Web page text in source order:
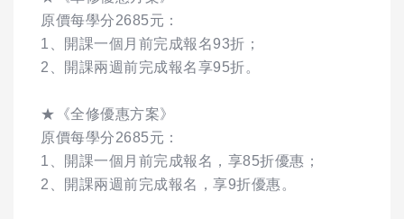
原價每學分2685元：
1、開課一個月前完成報名93折；
2、開課兩週前完成報名享95折。
★《全修優惠方案》
原價每學分2685元：
1、開課一個月前完成報名，享85折優惠；
2、開課兩週前完成報名，享9折優惠。